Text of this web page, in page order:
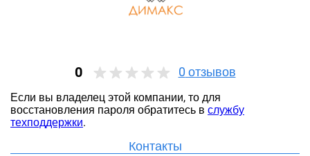
0 0 отзывов
Если вы владелец этой компании, то для
восстановления пароля обратитесь в службу
техподдержки.
Контакты